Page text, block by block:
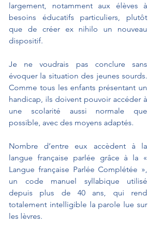
largement, notamment aux élèves à
besoins éducatifs particuliers, plutôt
que de créer ex nihilo un nouveau
dispositif.
Je ne voudrais pas conclure sans
évoquer la situation des jeunes sourds.
Comme tous les enfants présentant un
handicap, ils doivent pouvoir accéder à
une scolarité aussi normale que
possible, avec des moyens adaptés.
Nombre d’entre eux accèdent à la
langue française parlée grâce à la «
Langue française Parlée Complétée »,
un code manuel syllabique utilisé
depuis plus de 40 ans, qui rend
totalement intelligible la parole lue sur
les lèvres.